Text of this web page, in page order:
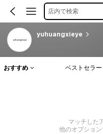
店内で検索
yuhuangxieye
おすすめ ベストセラー
マッチした
他のオプション